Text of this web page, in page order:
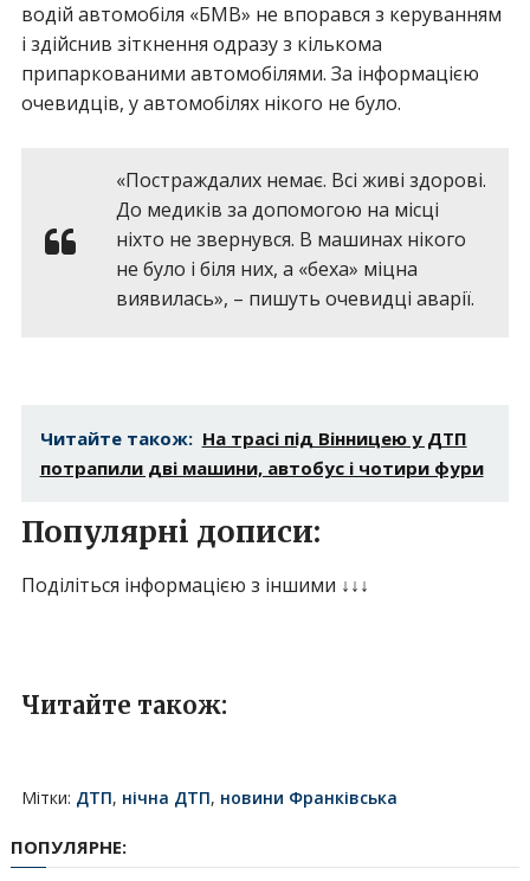
водій автомобіля «БМВ» не впорався з керуванням
і здійснив зіткнення одразу з кількома
припаркованими автомобілями. За інформацією
очевидців, у автомобілях нікого не було.
«Постраждалих немає. Всі живі здорові.
До медиків за допомогою на місці
ніхто не звернувся. В машинах нікого
не було і біля них, а «беха» міцна
виявилась», – пишуть очевидці аварії.
Читайте також: На трасі під Вінницею у ДТП
потрапили дві машини, автобус і чотири фури
Популярні дописи:
Поділіться інформацією з іншими ↓↓↓
Читайте також:
Мітки: ДТП, нічна ДТП, новини Франківська
ПОПУЛЯРНЕ: